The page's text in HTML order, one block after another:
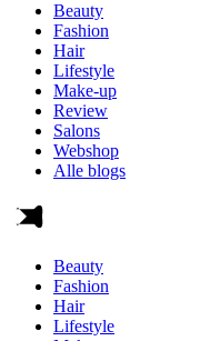
Beauty
Fashion
Hair
Lifestyle
Make-up
Review
Salons
Webshop
Alle blogs
Beauty
Fashion
Hair
Lifestyle